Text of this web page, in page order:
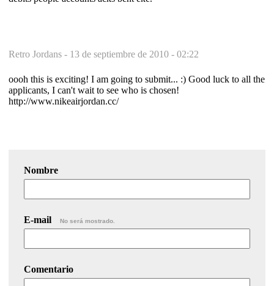
Retro Jordans - 13 de septiembre de 2010 - 02:22
oooh this is exciting! I am going to submit... :) Good luck to all the
applicants, I can't wait to see who is chosen!
http://www.nikeairjordan.cc/
Nombre
E-mail No será mostrado.
Comentario